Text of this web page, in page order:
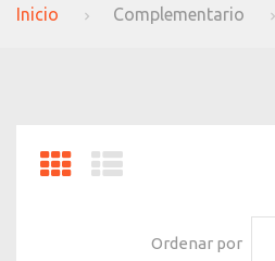
Inicio Complementario
Ordenar por